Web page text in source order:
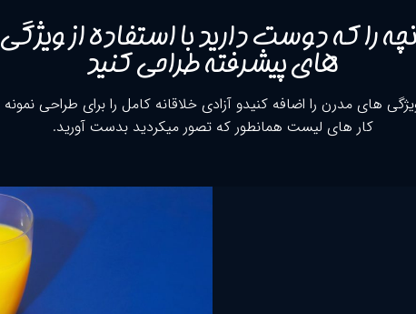
را که دوست دارید با استفاده از ویژگی
های پیشرفته طراحی کنید
های مدرن را اضافه کنیدو آزادی خلاقانه کامل را برای طراحی نمونه
کار های لیست همانطور که تصور میکردید بدست آورید.